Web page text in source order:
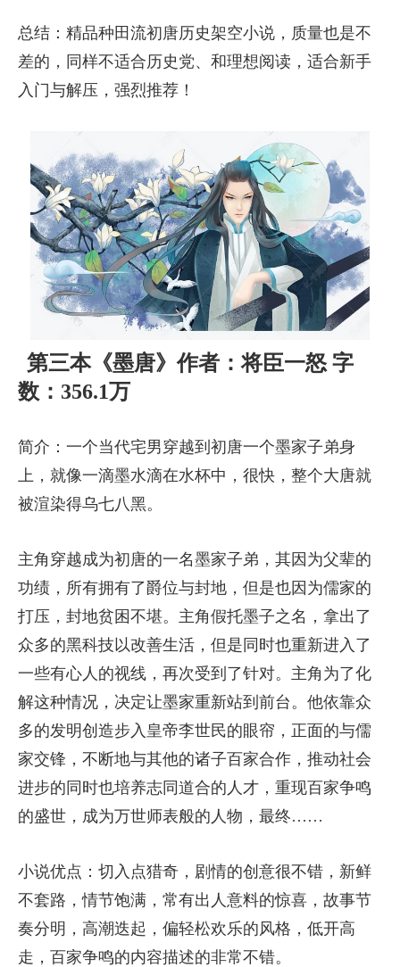
总结：精品种田流初唐历史架空小说，质量也是不
差的，同样不适合历史党、和理想阅读，适合新手
入门与解压，强烈推荐！
第三本《墨唐》作者：将臣一怒 字
数：356.1万
简介：一个当代宅男穿越到初唐一个墨家子弟身
上，就像一滴墨水滴在水杯中，很快，整个大唐就
被渲染得乌七八黑。
主角穿越成为初唐的一名墨家子弟，其因为父辈的
功绩，所有拥有了爵位与封地，但是也因为儒家的
打压，封地贫困不堪。主角假托墨子之名，拿出了
众多的黑科技以改善生活，但是同时也重新进入了
一些有心人的视线，再次受到了针对。主角为了化
解这种情况，决定让墨家重新站到前台。他依靠众
多的发明创造步入皇帝李世民的眼帘，正面的与儒
家交锋，不断地与其他的诸子百家合作，推动社会
进步的同时也培养志同道合的人才，重现百家争鸣
的盛世，成为万世师表般的人物，最终……
小说优点：切入点猎奇，剧情的创意很不错，新鲜
不套路，情节饱满，常有出人意料的惊喜，故事节
奏分明，高潮迭起，偏轻松欢乐的风格，低开高
走，百家争鸣的内容描述的非常不错。